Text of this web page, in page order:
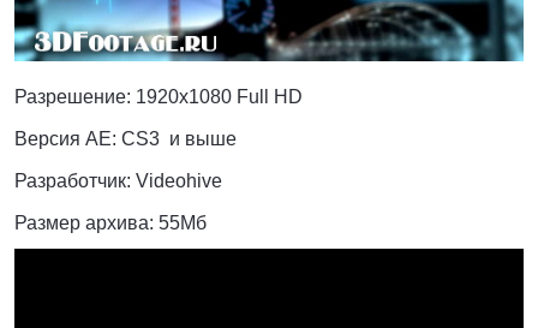
Разрешение: 1920x1080 Full HD
Версия AE: CS3 и выше
Разработчик: Videohive
Размер архива: 55Мб